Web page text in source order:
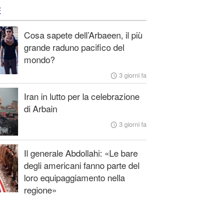
Cosa sapete dell’Arbaeen, il più
grande raduno pacifico del
mondo?
3 giorni fa
Iran in lutto per la celebrazione
di Arbain
3 giorni fa
Il generale Abdollahi: «Le bare
degli americani fanno parte del
loro equipaggiamento nella
regione»